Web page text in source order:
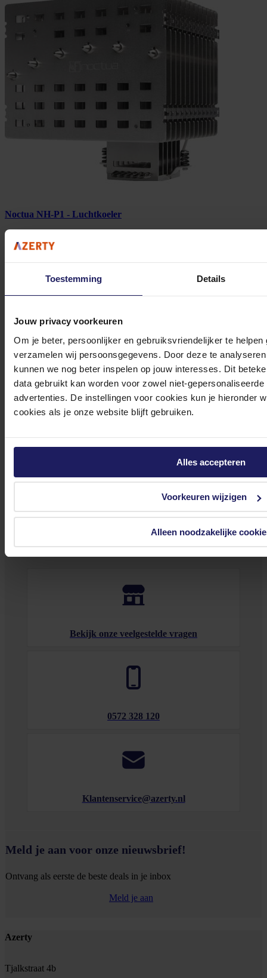
Toestemming Details
Jouw privacy voorkeuren
Om je beter, persoonlijker en gebruiksvriendelijker te
verzamelen wij persoonsgegevens. Door deze te
kunnen we nog beter inspelen op jouw interesses. Dit
data gebruikt kan worden voor zowel niet-
advertenties. De instellingen voor cookies kun je hieronder
cookies als je onze website blijft gebruiken.
Alles accepteren
Voorkeuren wijzigen
Alleen noodzakelijke
Noctua NH-P1 - Luchtkoeler
Volgende werkdag in huis
In winkel­wagen
Noctua NH-D15S Chromax.Black - Luchtkoeler
300 - 1500 omw/min. - 19.2 - 24.6 dBA - voor Intel LGA 1851, 1700, 1200, 115x -
AMD AM5, AM4 - zwart
106,90
Incl. 21% BTW
In winkel­wagen
Stel jouw vragen aan onze klantenservice!
s staan klaar om jouw vragen te beantwoorden en verwijzen je
door indien nodig.
Onze klantenservice is via mail bereikbaar van maandag t/m vrijdag van 09.00
tot 17.00 uur en op zaterdag van 10.00 tot 15.00 uur.
Bekijk onze veelgestelde vragen
0572 328 120
Klantenservice@azerty.nl
Meld je aan voor onze nieuwsbrief!
Ontvang als eerste de beste deals in je inbox
Meld je aan
Footer
Azerty
Tjalkstraat 4b